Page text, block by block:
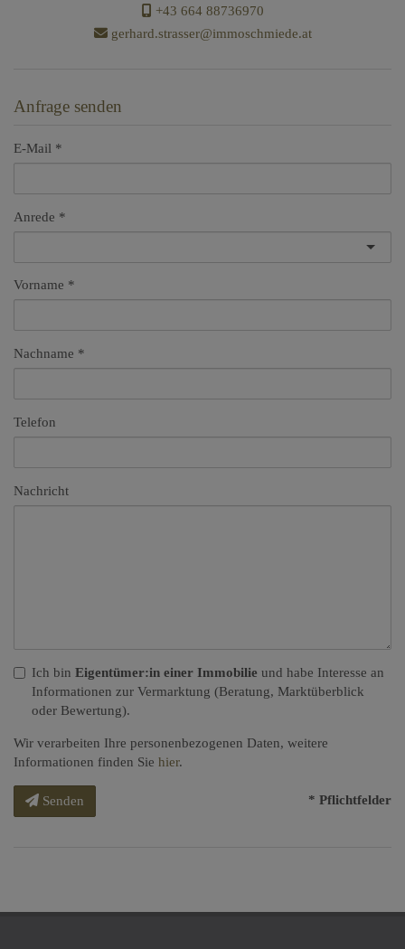
+43 664 88736970
gerhard.strasser@immoschmiede.at
Anfrage senden
E-Mail
Anrede
Vorname
Nachname
Telefon
Nachricht
Ich bin Eigentümer:in einer Immobilie und habe Interesse an
Informationen zur Vermarktung (Beratung, Marktüberblick
oder Bewertung).
Wir verarbeiten Ihre personenbezogenen Daten, weitere
Informationen finden Sie hier.
Senden * Pflichtfelder